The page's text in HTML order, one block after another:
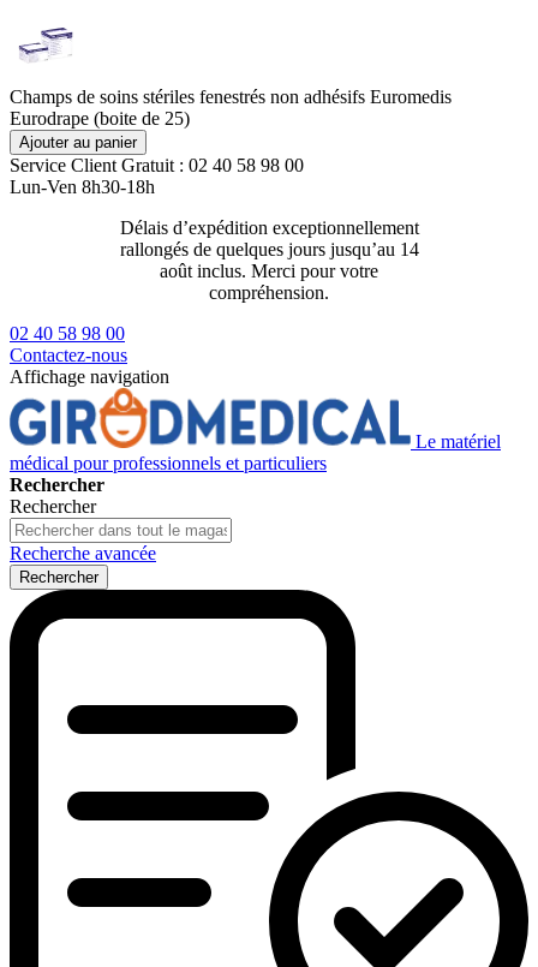
Champs de soins stériles fenestrés non adhésifs Euromedis
Eurodrape (boite de 25)
Ajouter au panier
Service Client Gratuit : 02 40 58 98 00
Lun-Ven 8h30-18h
Délais d’expédition exceptionnellement
rallongés de quelques jours jusqu’au 14
août inclus. Merci pour votre
compréhension.
02 40 58 98 00
Contactez-nous
Affichage navigation
Le matériel
médical pour professionnels et particuliers
Rechercher
Rechercher
Recherche avancée
Rechercher